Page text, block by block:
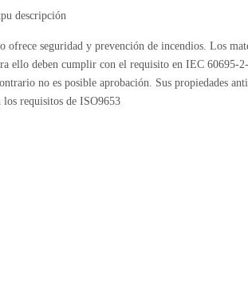
descripción
ofrece seguridad y prevención de incendios. Los
ello deben cumplir con el requisito en IEC 60695-
no es posible aprobación. Sus propiedades
los requisitos de ISO9653